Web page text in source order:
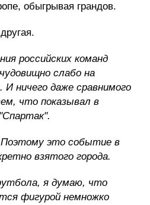
обыгрывая грандов.
российских команд
слабо на
И ничего даже сравнимого
что показывал в
это событие в
взятого города.
я думаю, что
фигурой немножко